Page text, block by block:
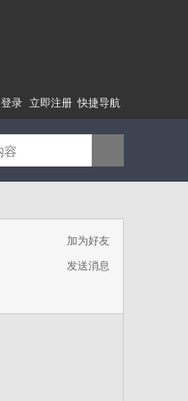
快捷导航
登录 立即注册
加为好友
发送消息